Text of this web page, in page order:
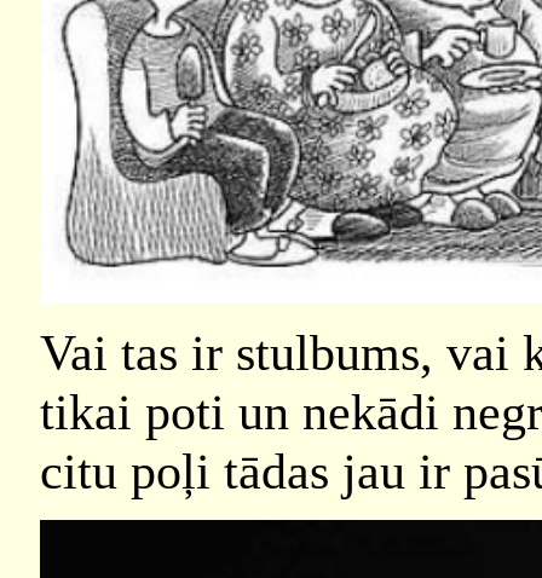
Vai tas ir stulbums, vai
tikai poti un nekādi
citu poļi tādas jau ir